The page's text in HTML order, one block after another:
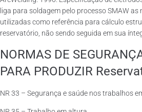
liga para soldagem pelo processo SMAW
utilizadas como referência para cálculo
reservatório, não sendo seguida em sua
NORMAS DE
PARA PRODUZIR
NR 33 – Segurança e saúde nos trabalhos